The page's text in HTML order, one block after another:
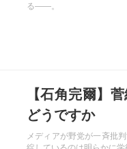
る――。
【石角完爾】
どうですか
メディアが野党が一斉批